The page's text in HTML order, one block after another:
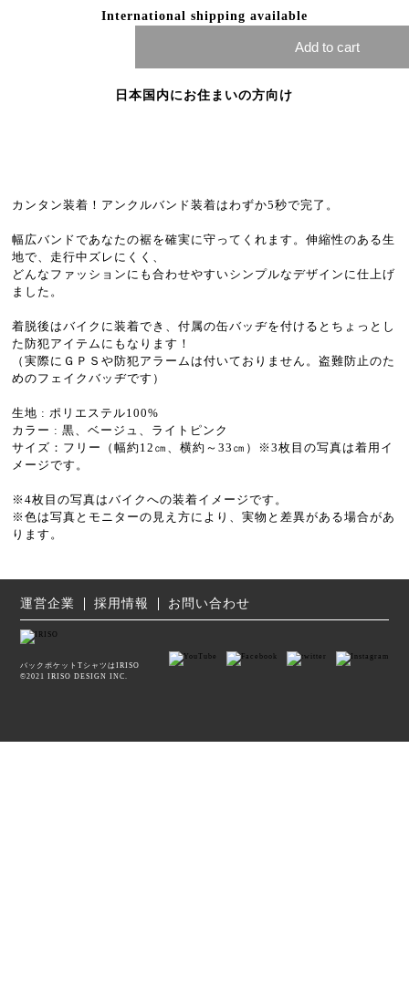
International shipping available
Add to cart
日本国内にお住まいの方向け
カンタン装着！アンクルバンド装着はわずか5秒で完了。
幅広バンドであなたの裾を確実に守ってくれます。伸縮性のある生
地で、走行中ズレにくく、
どんなファッションにも合わせやすいシンプルなデザインに仕上げ
ました。
着脱後はバイクに装着でき、付属の缶バッヂを付けるとちょっとし
た防犯アイテムにもなります！
（実際にＧＰＳや防犯アラームは付いておりません。盗難防止のた
めのフェイクバッヂです）
生地 : ポリエステル100%
カラー : 黒、ベージュ、ライトピンク
サイズ：フリー（幅約12㎝、横約～33㎝）※3枚目の写真は着用イ
メージです。
※4枚目の写真はバイクへの装着イメージです。
※色は写真とモニターの見え方により、実物と差異がある場合があ
ります。
運営企業 採用情報 お問い合わせ
バックポケットTシャツはIRISO
©2021 IRISO DESIGN INC.